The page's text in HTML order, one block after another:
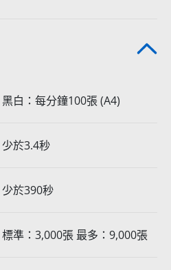
黑白：每分鐘100張 (A4)
少於3.4秒
少於390秒
標準：3,000張 最多：9,000張